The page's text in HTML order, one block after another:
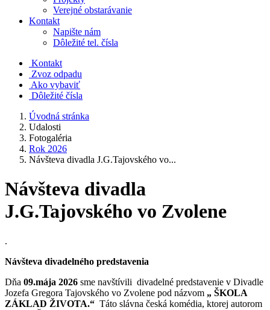
Verejné obstarávanie
Kontakt
Napište nám
Dôležité tel. čísla
Kontakt
Zvoz odpadu
Ako vybaviť
Dôležité čísla
Úvodná stránka
Udalosti
Fotogaléria
Rok 2026
Návšteva divadla J.G.Tajovského vo...
Návšteva divadla
J.G.Tajovského vo Zvolene
.
Návšteva divadelného predstavenia
Dňa 09.mája 2026 sme navštívili divadelné predstavenie v Divadle
Jozefa Gregora Tajovského vo Zvolene pod názvom „ ŠKOLA
ZÁKLAD ŽIVOTA.“ Táto slávna česká komédia, ktorej autorom